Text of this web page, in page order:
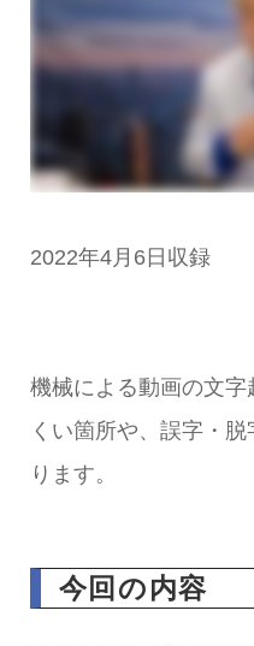
2022年4月6日収録
機械による動画の文
くい箇所や、誤字・
ります。
今回の内容